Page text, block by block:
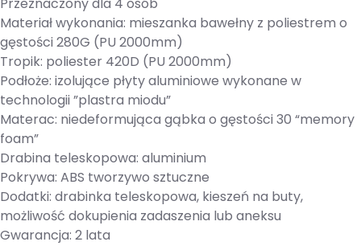
Przeznaczony dla 4 osób
Materiał wykonania: mieszanka bawełny z poliestrem o
gęstości 280G (PU 2000mm)
Tropik: poliester 420D (PU 2000mm)
Podłoże: izolujące płyty aluminiowe wykonane w
technologii ”plastra miodu”
Materac: niedeformująca gąbka o gęstości 30 “memory
foam”
Drabina teleskopowa: aluminium
Pokrywa: ABS tworzywo sztuczne
Dodatki: drabinka teleskopowa, kieszeń na buty,
możliwość dokupienia zadaszenia lub aneksu
Gwarancja: 2 lata